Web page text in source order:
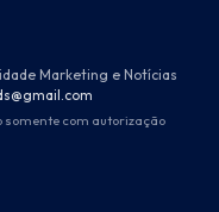
Marketing e Notícias
somente com autorização